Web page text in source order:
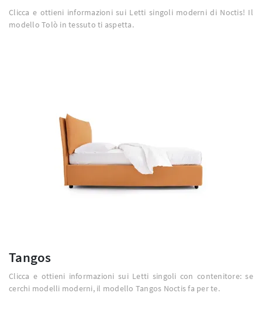
Clicca e ottieni informazioni sui Letti singoli moderni di Noctis! Il
modello Tolò in tessuto ti aspetta.
Tangos
Clicca e ottieni informazioni sui Letti singoli con contenitore: se
cerchi modelli moderni, il modello Tangos Noctis fa per te.